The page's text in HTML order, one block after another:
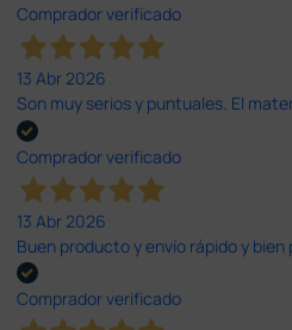
Comprador verificado
13 Abr 2026
Son muy serios y puntuales. El
Comprador verificado
13 Abr 2026
Buen producto y envío rápido y
Comprador verificado